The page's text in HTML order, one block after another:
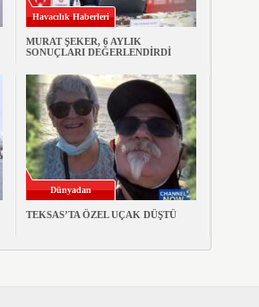
Havacılık Haberleri
MURAT ŞEKER, 6 AYLIK
SONUÇLARI DEĞERLENDİRDİ
Dünyadan
TEKSAS’TA ÖZEL UÇAK DÜŞTÜ